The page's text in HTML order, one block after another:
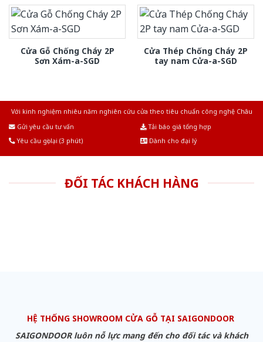
Cửa Gỗ Chống Cháy 2P
Sơn Xám-a-SGD
Cửa Thép Chống Cháy 2P
tay nam Cửa-a-SGD
Với kinh nghiệm nhiêu năm nghiên cứu cửa theo tiêu chuẩn công nghệ Châu
Gửi yêu cầu tư vấn
Tải báo giá tổng hợp
Yêu cầu gọi lại (3 phút)
Dành cho đại lý
ĐỐI TÁC KHÁCH HÀNG
HỆ THỐNG SHOWROOM CỬA GỖ TẠI SAIGONDOOR
SAIGONDOOR luôn nỗ lực mang đến cho đối tác và khách